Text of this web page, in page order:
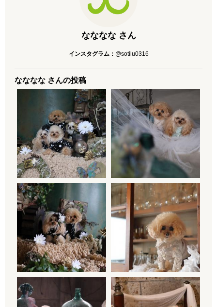
なななな さん
インスタグラム： @sotilu0316
なななな さんの投稿